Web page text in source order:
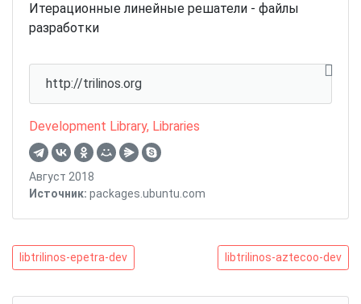
Итерационные линейные решатели - файлы
разработки
http://trilinos.org
Development Library, Libraries
Август 2018
Источник: packages.ubuntu.com
Навигация
libtrilinos-
epetra-
dev
libtrilinos-epetra-dev
libtrilinos-
aztecoo-
dev
libtrilinos-aztecoo-dev